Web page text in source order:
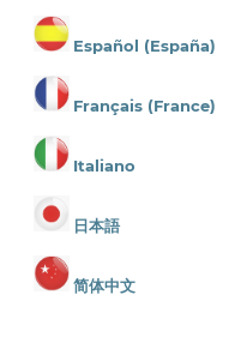
Español (España)
Français (France)
Italiano
日本語
简体中文